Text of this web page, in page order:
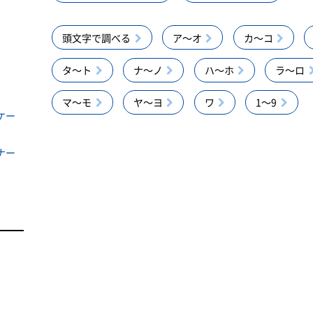
頭文字で調べる ア～オ カ～コ
タ～ト ナ～ノ ハ～ホ ラ～ロ
マ～モ ヤ～ヨ ワ 1～9
ー
ー